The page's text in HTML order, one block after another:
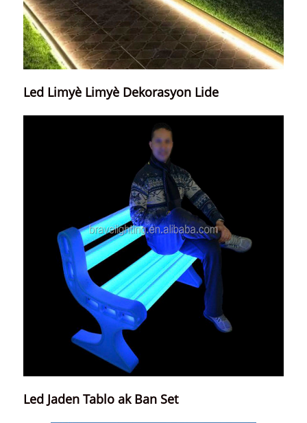
Led Limyè Limyè Dekorasyon Lide
Led Jaden Tablo ak Ban Set